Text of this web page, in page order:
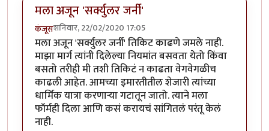
मला अजून 'सर्क्युलर जर्नी'
कंजूसशनिवार, 22/02/2020 17:05
मला अजून 'सर्क्युलर जर्नी' तिकिट काढणे जमले नाही.
माझा मार्ग त्यांनी दिलेल्या नियमांत बसवता येतो किंवा
बसतो तरीही मी तशी तिकिटं न काढता वेगवेगळीच
काढली आहेत. आमच्या इमारतीतील शेजारी त्यांच्या
धार्मिक यात्रा करणाऱ्या गटातून जातो. त्याने मला
फॉर्मही दिला आणि कसं करायचं सांगितलं परंतू केलं
नाही.